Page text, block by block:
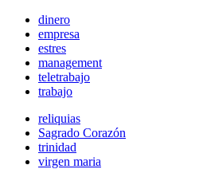
dinero
empresa
estres
management
teletrabajo
trabajo
reliquias
Sagrado Corazón
trinidad
virgen maria